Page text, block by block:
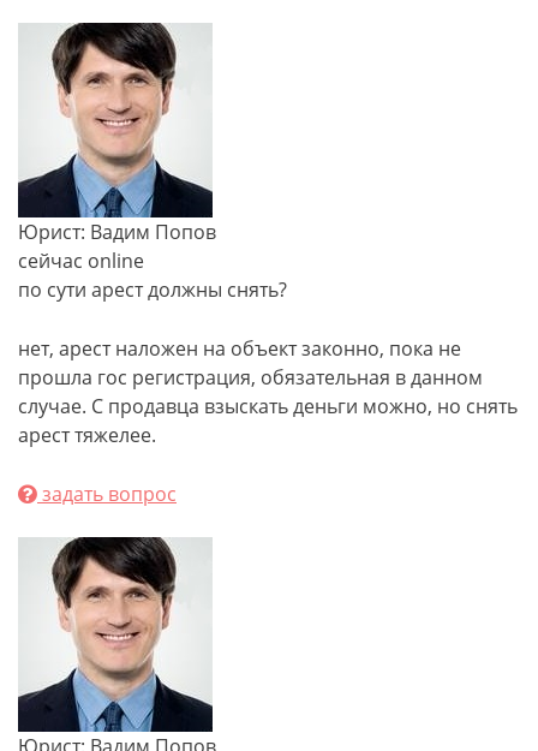
Юрист: Вадим Попов
сейчас online
по сути арест должны снять?
нет, арест наложен на объект законно, пока не
прошла гос регистрация, обязательная в данном
случае. С продавца взыскать деньги можно, но снять
арест тяжелее.
задать вопрос